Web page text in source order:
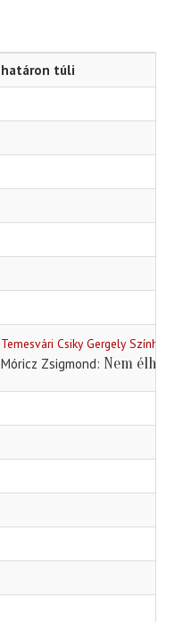
határon túli
Temesvári Csiky Gergely Színház
Móricz Zsigmond Nem